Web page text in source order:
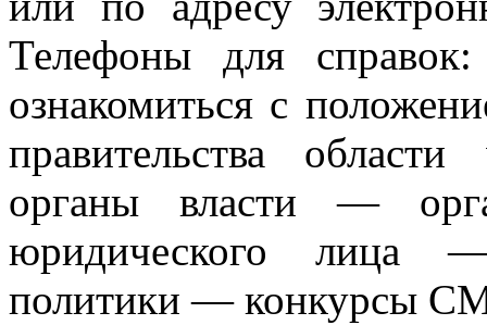
Телефоны для
ознакомиться с
правительства
органы власти —
юридического лица
политики — конкурсы